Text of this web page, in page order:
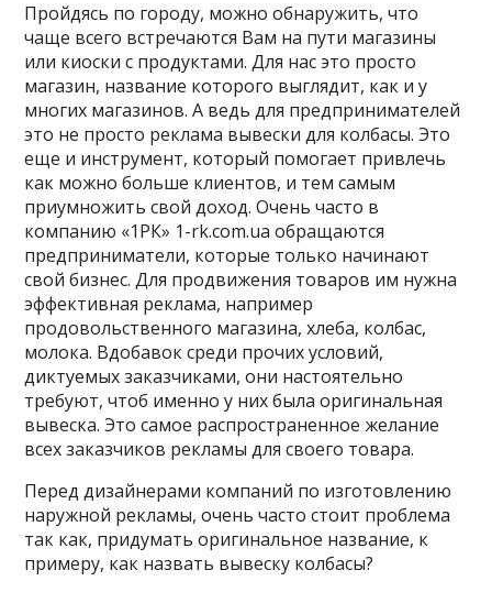
Пройдясь по городу, можно обнаружить, что
чаще всего встречаются Вам на пути магазины
или киоски с продуктами. Для нас это просто
магазин, название которого выглядит, как и у
многих магазинов. А ведь для предпринимателей
это не просто реклама вывески для колбасы. Это
еще и инструмент, который помогает привлечь
как можно больше клиентов, и тем самым
приумножить свой доход. Очень часто в
компанию «1РК» 1-rk.com.ua обращаются
предприниматели, которые только начинают
свой бизнес. Для продвижения товаров им нужна
эффективная реклама, например
продовольственного магазина, хлеба, колбас,
молока. Вдобавок среди прочих условий,
диктуемых заказчиками, они настоятельно
требуют, чтоб именно у них была оригинальная
вывеска. Это самое распространенное желание
всех заказчиков рекламы для своего товара.
Перед дизайнерами компаний по изготовлению
наружной рекламы, очень часто стоит проблема
так как, придумать оригинальное название, к
примеру, как назвать вывеску колбасы?